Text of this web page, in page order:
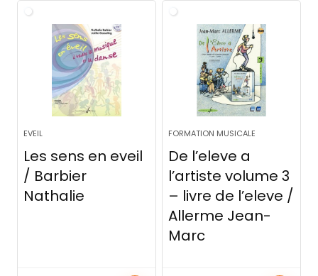
EVEIL
Les sens en eveil
/ Barbier
Nathalie
FORMATION MUSICALE
De l’eleve a
l’artiste volume 3
– livre de l’eleve /
Allerme Jean-
Marc